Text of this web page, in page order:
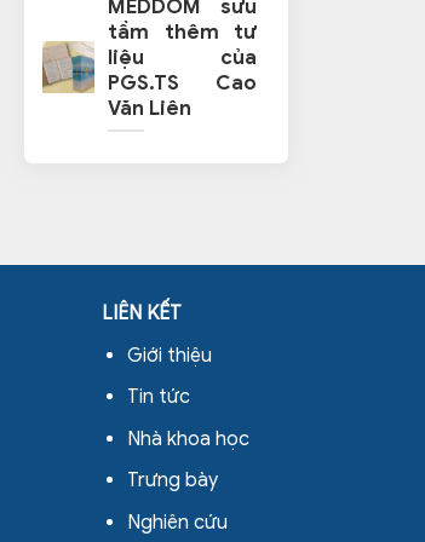
MEDDOM sưu
tầm thêm tư
liệu của
PGS.TS Cao
Văn Liên
LIÊN KẾT
Giới thiệu
Tin tức
Nhà khoa học
Trưng bày
Nghiên cứu